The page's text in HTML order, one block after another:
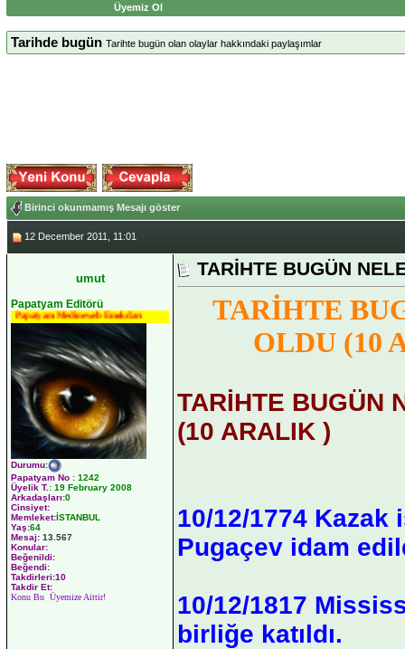
Üyemiz Ol
Tarihde bugün Tarihte bugün olan olaylar hakkındaki paylaşımlar
Birinci okunmamış Mesajı göster
12 December 2011, 11:01
umut
Papatyam Editörü
Papatyam Medineweb Emekdarı
Durumu:
Papatyam No : 1242
Üyelik T.: 19 February 2008
Arkadaşları:0
Cinsiyet:
Memleket:İSTANBUL
Yaş:64
Mesaj: 13.567
Konular:
Beğenildi:
Beğendi:
Takdirleri:10
Takdir Et:
Konu Bu Üyemize Aittir!
TARİHTE BUGÜN
TARİHTE
OLDU (10
TARİHTE BUGÜN
(10 ARALIK )
10/12/1774 Kazak
Pugaçev idam
10/12/1817
birliğe katıldı.